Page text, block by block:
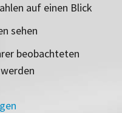
auf einen Blick
sehen
beobachteten